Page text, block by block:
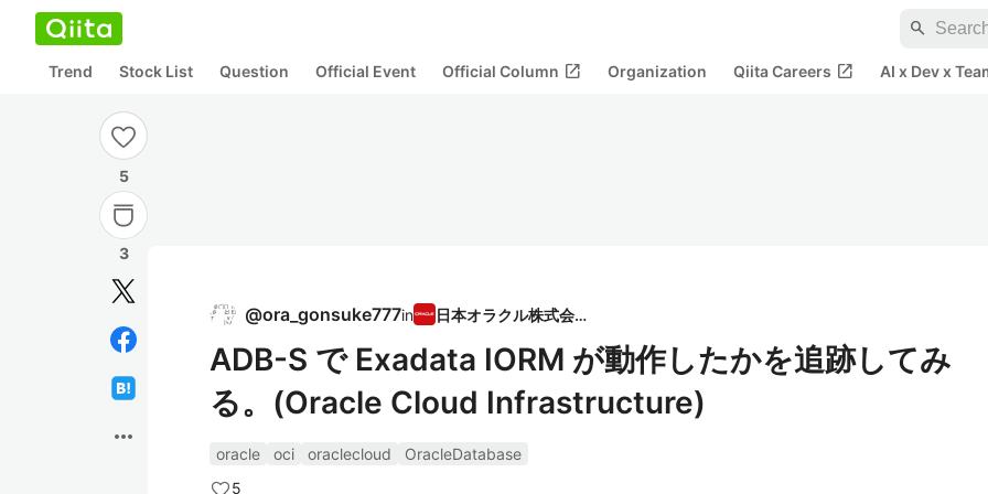
search
Trend Stock List Question Official Event Official Column open_in_new Organization Qiita Careers open_in_new AI x Dev x
5
3
more_horiz
@ora_gonsuke777in 日本オラクル株式会社
ADB-S で Exadata IORM が動作したかを追跡してみ
る。(Oracle Cloud Infrastructure)
oracle oci oraclecloud
OracleDatabase
5